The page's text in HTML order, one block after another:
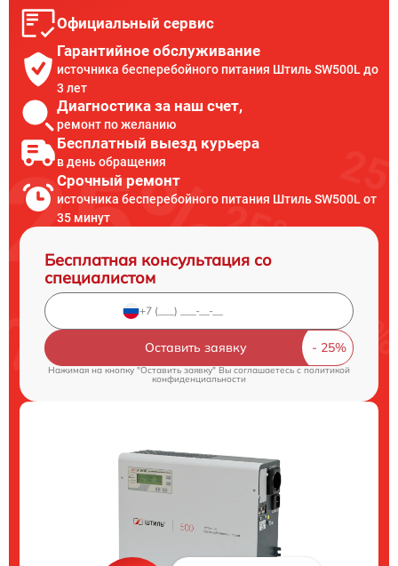
Официальный сервис
Гарантийное обслуживание
источника бесперебойного питания Штиль SW500L до
3 лет
Диагностика за наш счет,
ремонт по желанию
Бесплатный выезд курьера
в день обращения
Срочный ремонт
источника бесперебойного питания Штиль SW500L от
35 минут
Бесплатная консультация со
специалистом
Оставить заявку
Нажимая на кнопку "Оставить заявку" Вы соглашаетесь cполитикой
конфиденциальности